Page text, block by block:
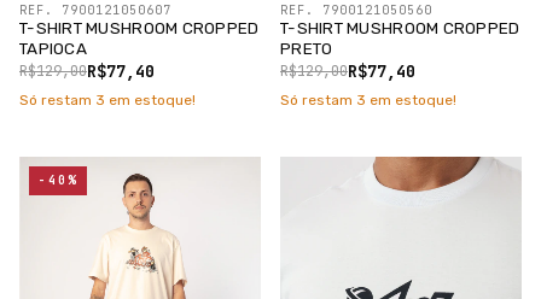
T-SHIRT MUSHROOM CROPPED
TAPIOCA
R$77,40
R$129,00
REF. 7900121050607
Só restam 3 em estoque!
T-SHIRT MUSHROOM CROPPED
PRETO
R$77,40
R$129,00
REF. 7900121050560
Só restam 3 em estoque!
-40%